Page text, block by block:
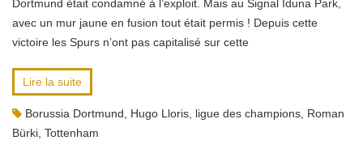
Dortmund était condamné à l’exploit. Mais au Signal Iduna Park,
avec un mur jaune en fusion tout était permis ! Depuis cette
victoire les Spurs n’ont pas capitalisé sur cette
Lire la suite
Borussia Dortmund Hugo Lloris ligue des champions Roman
Bürki Tottenham